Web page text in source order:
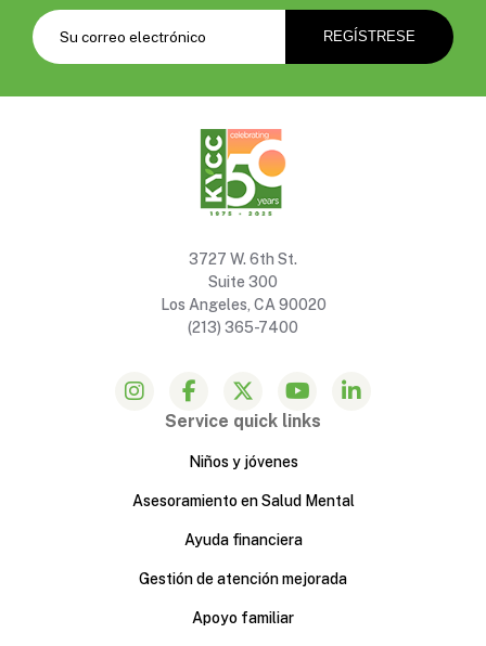
3727 W. 6th St.
Suite 300
Los Angeles, CA 90020
(213) 365-7400
Service quick links
Niños y jóvenes
Asesoramiento en Salud Mental
Ayuda financiera
Gestión de atención mejorada
Apoyo familiar